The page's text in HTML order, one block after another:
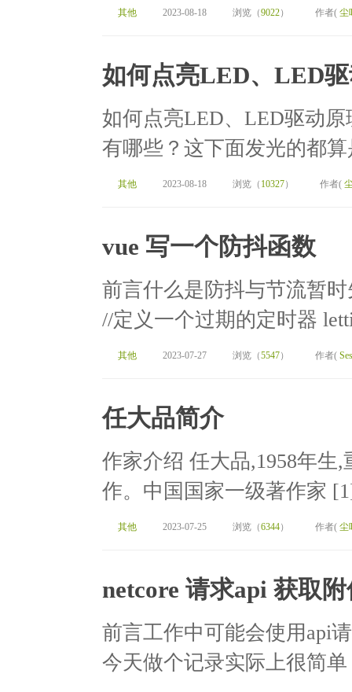
其他 2023-08-18 浏览（9022） 作者( 尘
如何点亮LED、LED
如何点亮LED、LED驱动
有哪些？这下面发光的都
其他 2023-08-18 浏览（ 10327） 作者(
vue 写一个防抖函数
前言什么是防抖与节流暂
//定义一个过期的定时器
其他 2023-07-27 浏览（5547） 作者(
任大品简介
作家介绍 任大品,1958年生,
作。中国国家一级著作家
其他 2023-07-25 浏览（6344） 作者( 尘
netcore 请求api 获取
前言工作中可能会使用api
今天做个记录实际上很简